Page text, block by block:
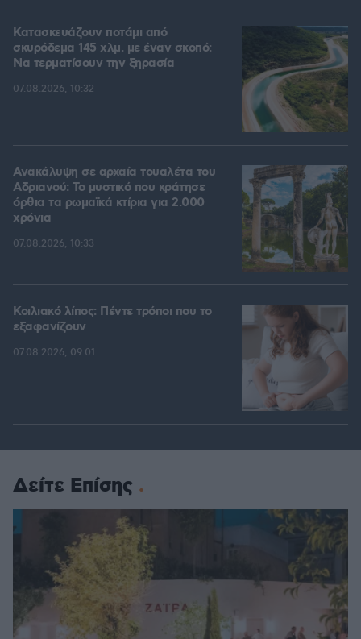
Κατασκευάζουν ποτάμι από
σκυρόδεμα 145 χλμ. με έναν σκοπό:
Να τερματίσουν την ξηρασία
07.08.2026, 10:32
Ανακάλυψη σε αρχαία τουαλέτα του
Αδριανού: Το μυστικό που κράτησε
όρθια τα ρωμαϊκά κτίρια για 2.000
χρόνια
07.08.2026, 10:33
Κοιλιακό λίπος: Πέντε τρόποι που το
εξαφανίζουν
07.08.2026, 09:01
Δείτε Επίσης